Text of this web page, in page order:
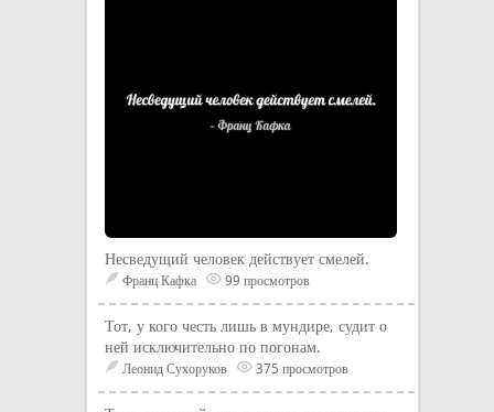
Несведущий человек действует смелей.
Франц Кафка 99 просмотров
Тот, у кого честь лишь в мундире, судит о
ней исключительно по погонам.
Леонид Сухоруков 375 просмотров